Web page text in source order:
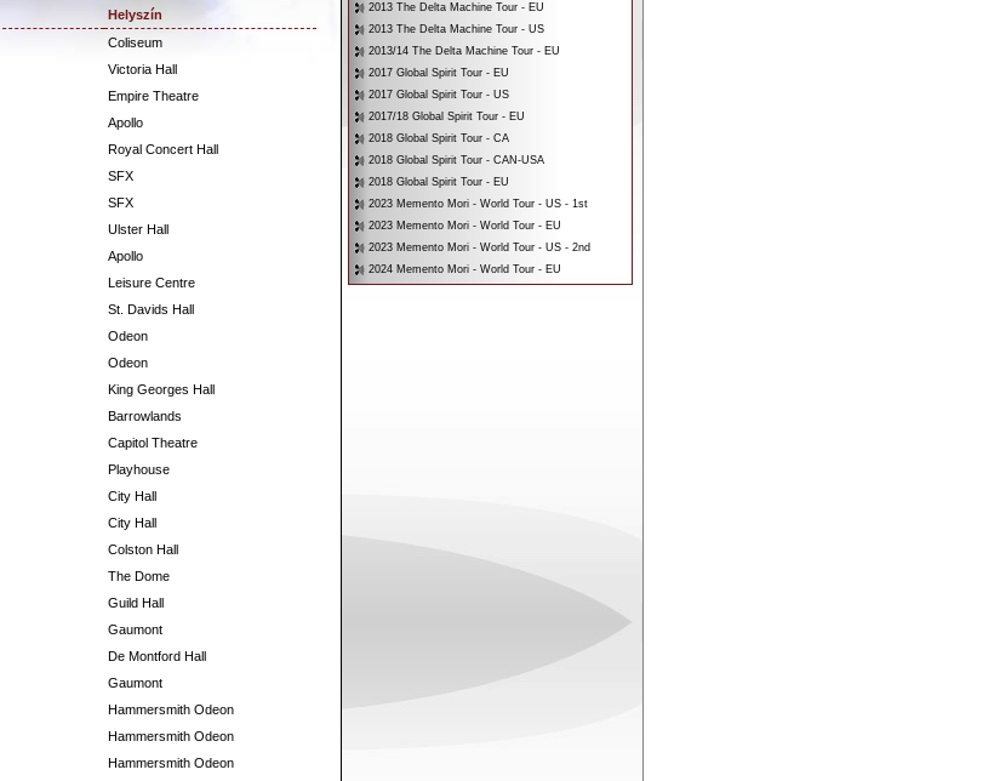
Helyszín
Coliseum
Victoria Hall
Empire Theatre
Apollo
Royal Concert Hall
SFX
SFX
Ulster Hall
Apollo
Leisure Centre
St. Davids Hall
Odeon
Odeon
King Georges Hall
Barrowlands
Capitol Theatre
Playhouse
City Hall
City Hall
Colston Hall
The Dome
Guild Hall
Gaumont
De Montford Hall
Gaumont
Hammersmith Odeon
Hammersmith Odeon
Hammersmith Odeon
2013 The Delta Machine Tour - EU
2013 The Delta Machine Tour - US
2013/14 The Delta Machine Tour - EU
2017 Global Spirit Tour - EU
2017 Global Spirit Tour - US
2017/18 Global Spirit Tour - EU
2018 Global Spirit Tour - CA
2018 Global Spirit Tour - CAN-USA
2018 Global Spirit Tour - EU
2023 Memento Mori - World Tour - US - 1st
2023 Memento Mori - World Tour - EU
2023 Memento Mori - World Tour - US - 2nd
2024 Memento Mori - World Tour - EU